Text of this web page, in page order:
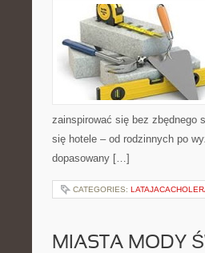
zainspirować się bez zbędnego
się hotele – od rodzinnych po
dopasowany […]
CATEGORIES:
MIASTA MODY